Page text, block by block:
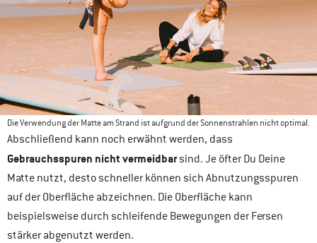
Die Verwendung der Matte am Strand ist aufgrund der Sonnenstrahlen nicht optimal.
Abschließend kann noch erwähnt werden, dass
Gebrauchsspuren nicht vermeidbarsind. Je öfter Du Deine
Matte nutzt, desto schneller können sich Abnutzungsspuren
auf der Oberfläche abzeichnen. Die Oberfläche kann
beispielsweise durch schleifende Bewegungen der Fersen
stärker abgenutzt werden.